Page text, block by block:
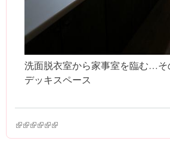
洗面脱衣室から家事室を臨む…そ
デッキスペース
(link is external)
(link is external)
(link is external)
(link is external)
(link is external)
(link is external)